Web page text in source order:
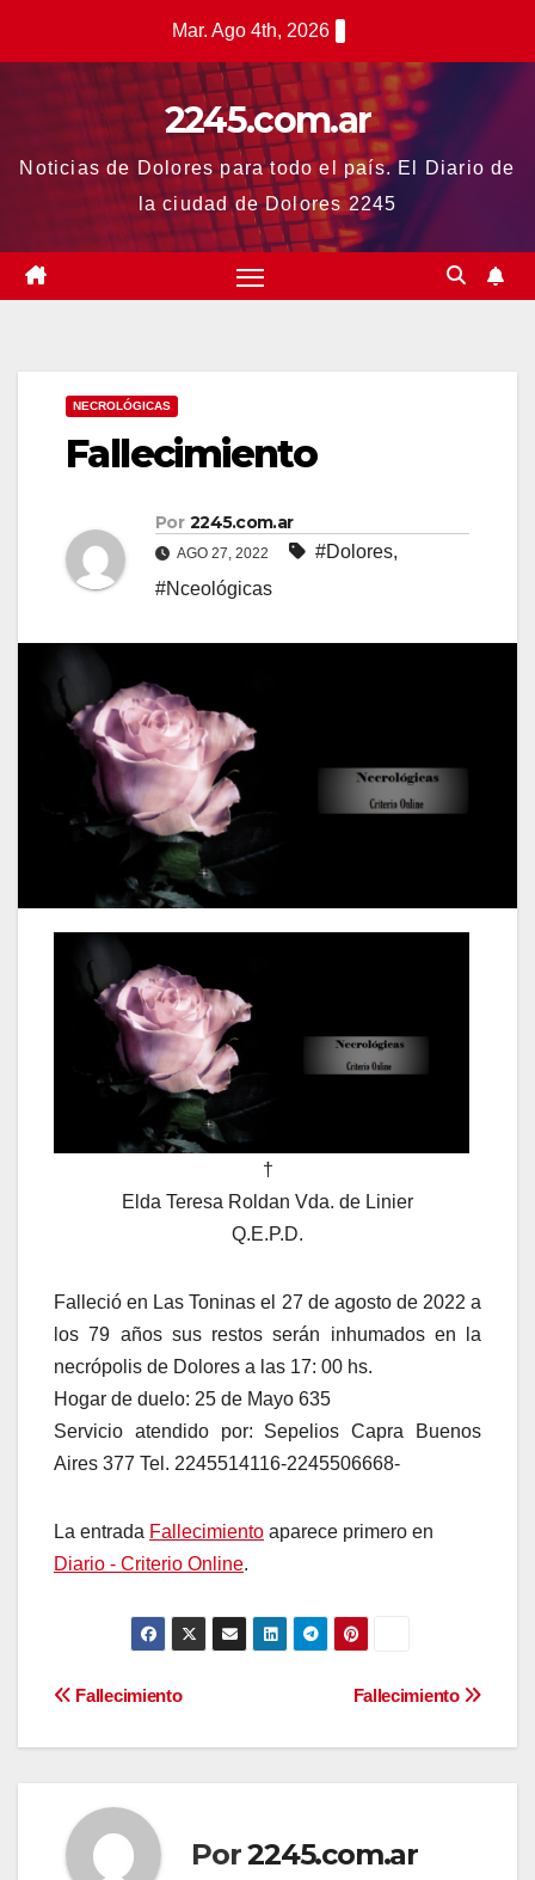
Mar. Ago 4th, 2026
2245.com.ar
Noticias de Dolores para todo el país. El Diario de
la ciudad de Dolores 2245
NECROLÓGICAS
Fallecimiento
Por 2245.com.ar
AGO 27, 2022 #Dolores,
#Nceológicas
†
Elda Teresa Roldan Vda. de Linier
Q.E.P.D.
Falleció en Las Toninas el 27 de agosto de 2022 a
los 79 años sus restos serán inhumados en la
necrópolis de Dolores a las 17: 00 hs.
Hogar de duelo: 25 de Mayo 635
Servicio atendido por: Sepelios Capra Buenos
Aires 377 Tel. 2245514116-2245506668-
La entrada Fallecimiento aparece primero en
Diario - Criterio Online.
Navegación
de
entradas
Fallecimiento
Fallecimiento
Por2245.com.ar